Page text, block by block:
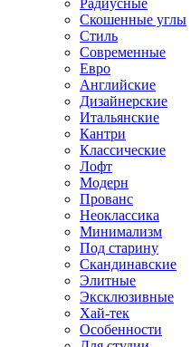
Радиусные
Скошенные углы
Стиль
Современные
Евро
Английские
Дизайнерские
Итальянские
Кантри
Классические
Лофт
Модерн
Прованс
Неоклассика
Минимализм
Под старину
Скандинавские
Элитные
Эксклюзивные
Хай-тек
Особенности